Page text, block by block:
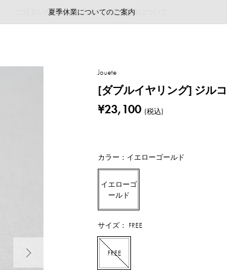
採用のご案内
ご注文いただいたお品物のお届け状況について
夏季休業についてのご案内
WEB LIMITED ITEMS >>
採用のご案内
ご注文いただいたお品物のお届け状況について
Jouete
[ダブルイヤリング] ジル
¥23,100 (税込)
カラー：イエローゴールド
イエローゴ
ールド
サイズ： FREE
FREE